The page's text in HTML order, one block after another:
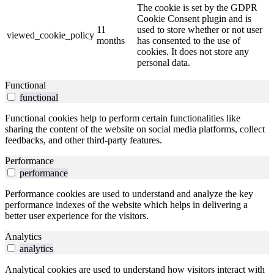
viewed_cookie_policy
11
months
The cookie is set by the GDPR
Cookie Consent plugin and is
used to store whether or not user
has consented to the use of
cookies. It does not store any
personal data.
Functional
functional
Functional cookies help to perform certain functionalities like
sharing the content of the website on social media platforms, collect
feedbacks, and other third-party features.
Performance
performance
Performance cookies are used to understand and analyze the key
performance indexes of the website which helps in delivering a
better user experience for the visitors.
Analytics
analytics
Analytical cookies are used to understand how visitors interact with